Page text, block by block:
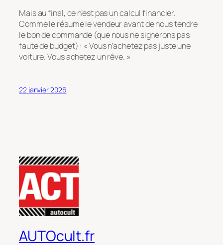
Mais au final, ce n’est pas un calcul financier.
Comme le résume le vendeur avant de nous tendre
le bon de commande (que nous ne signerons pas,
faute de budget) : « Vous n’achetez pas juste une
voiture. Vous achetez un rêve. »
22 janvier 2026
AUTOcult.fr